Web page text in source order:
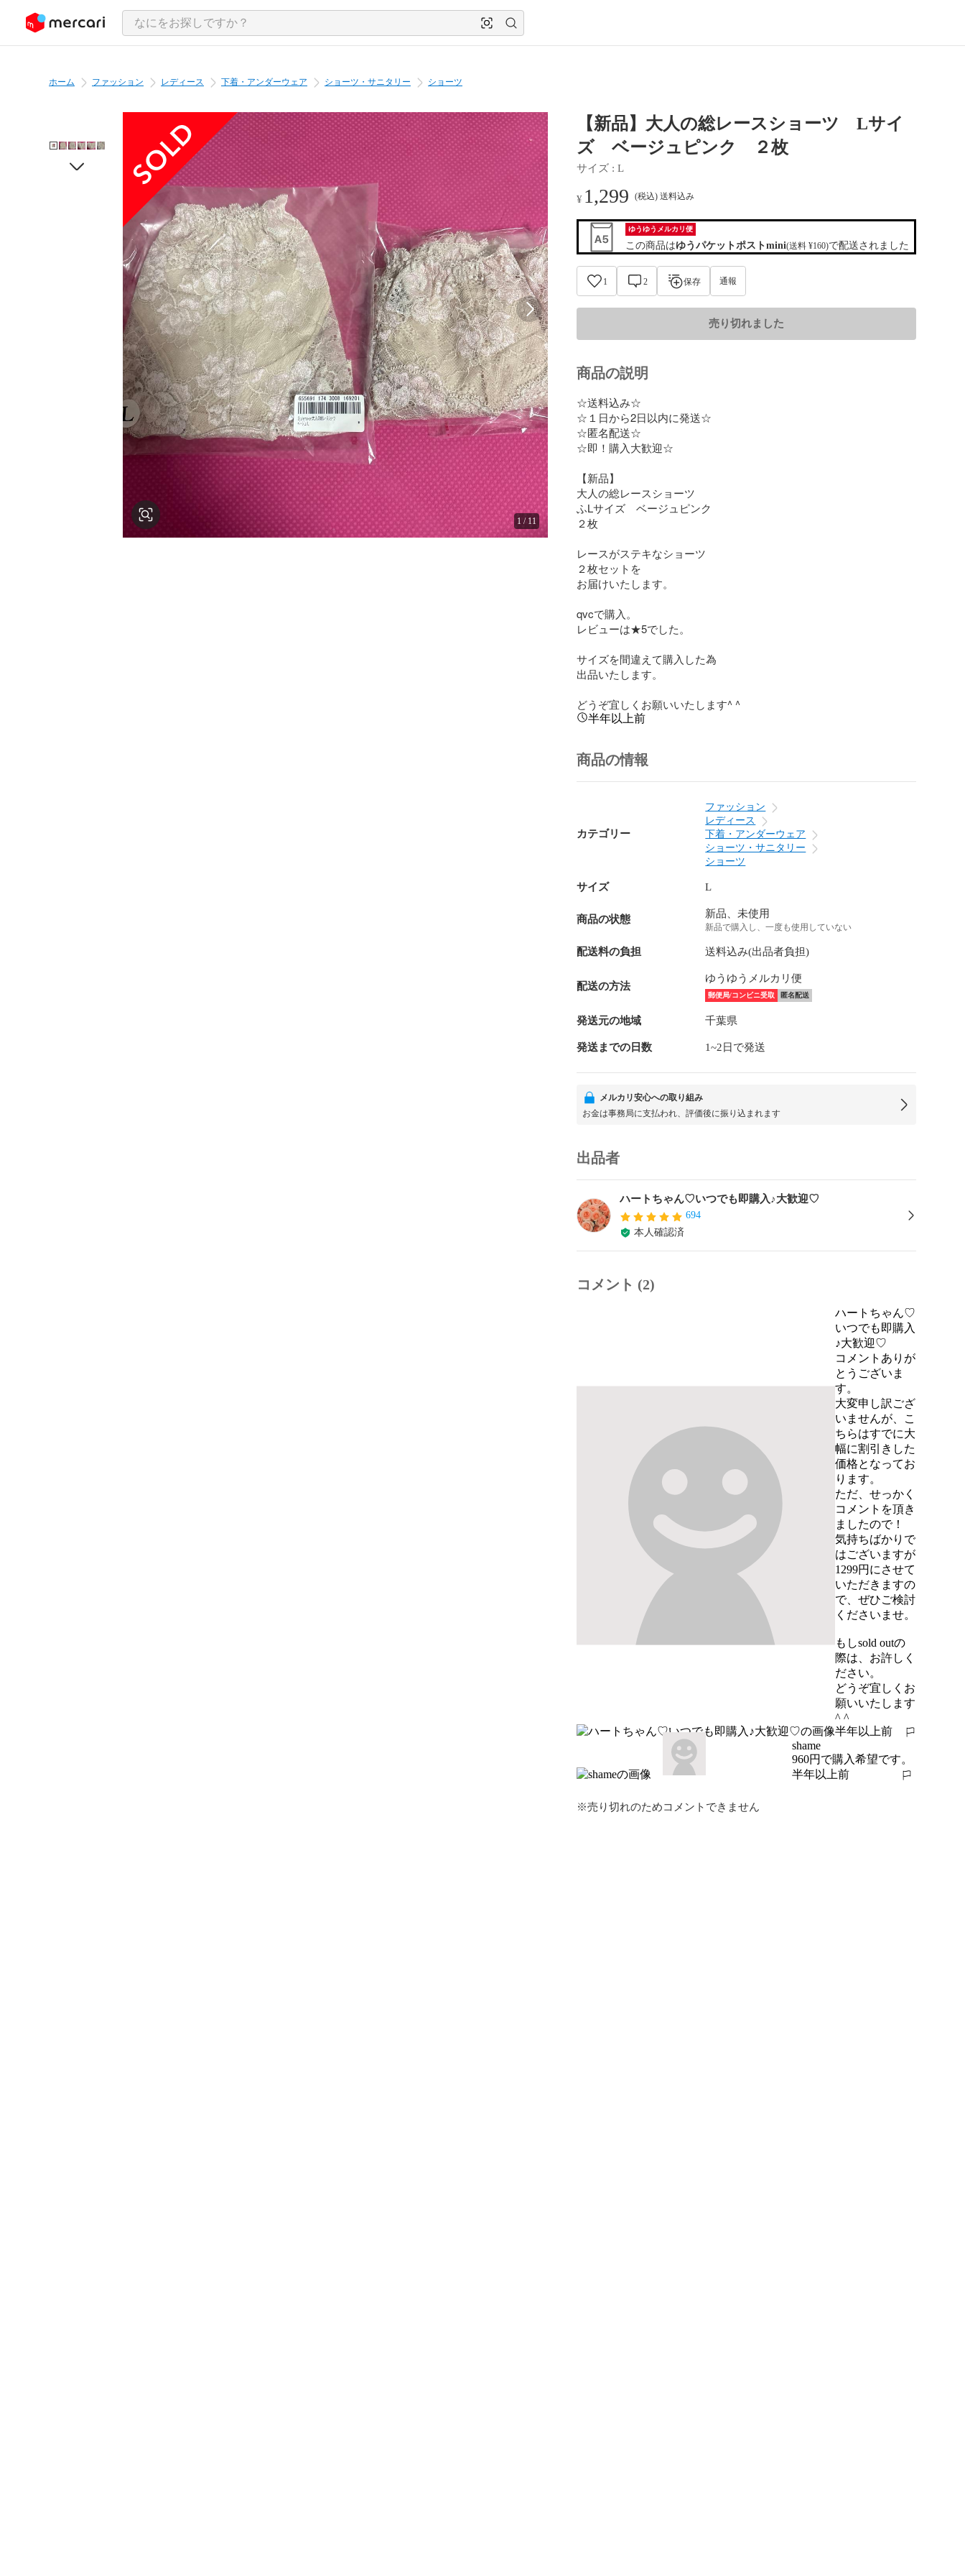
ツにスキップ
ホーム ファッション レディース 下着・アンダーウェア ショーツ・サニタリー ショーツ
1/ 11
【新品】大人の総レースショーツ Lサイ
ズ ベージュピンク ２枚
サイズ : L
¥ 1,299 (税込) 送料込み
ゆうゆうメルカリ便
この商品はゆうパケットポストmini(送料 ¥160)で配送されました
1 2 保存 通報
売り切れました
商品の説明
☆送料込み☆
☆１日から2日以内に発送☆
☆匿名配送☆
☆即！購入大歓迎☆
【新品】
大人の総レースショーツ
ふLサイズ　ベージュピンク
２枚
レースがステキなショーツ
２枚セットを
お届けいたします。
qvcで購入。
レビューは★5でした。
サイズを間違えて購入した為
出品いたします。
どうぞ宜しくお願いいたします^ ^
半年以上前
商品の情報
カテゴリー
ファッション
レディース
下着・アンダーウェア
ショーツ・サニタリー
ショーツ
サイズ L
商品の状態 新品、未使用
新品で購入し、一度も使用していない
配送料の負担 送料込み(出品者負担)
配送の方法
ゆうゆうメルカリ便
郵便局/コンビニ受取 匿名配送
発送元の地域 千葉県
発送までの日数 1~2日で発送
メルカリ安心への取り組み
お金は事務局に支払われ、評価後に振り込まれます
出品者
ハートちゃん♡いつでも即購入♪大歓迎♡
694
本人確認済
コメント (2)
ハートちゃん♡
いつでも即購入
♪大歓迎♡
コメントありが
とうございま
す。
大変申し訳ござ
いませんが、こ
ちらはすでに大
幅に割引きした
価格となってお
ります。
ただ、せっかく
コメントを頂き
ましたので！
気持ちばかりで
はございますが
1299円にさせて
いただきますの
で、ぜひご検討
くださいませ。
もしsold outの
際は、お許しく
ださい。
どうぞ宜しくお
願いいたします
^ ^
半年以上前
報告する
shame
960円で購入希望です。
半年以上前
報告する
※売り切れのためコメントできません